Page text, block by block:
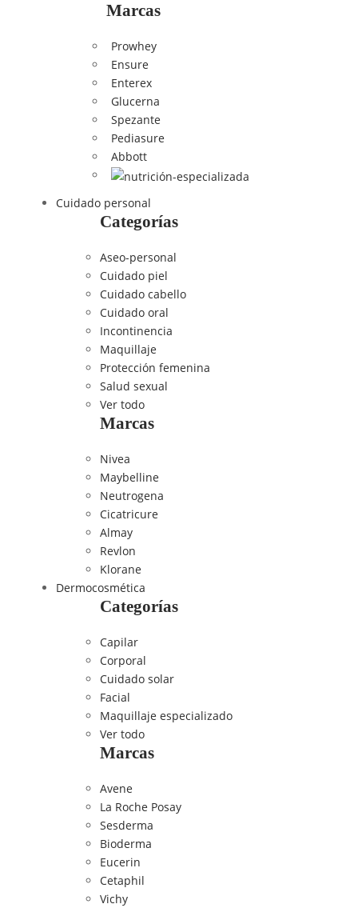
Marcas
Prowhey
Ensure
Enterex
Glucerna
Spezante
Pediasure
Abbott
Cuidado personal
Categorías
Aseo-personal
Cuidado piel
Cuidado cabello
Cuidado oral
Incontinencia
Maquillaje
Protección femenina
Salud sexual
Ver todo
Marcas
Nivea
Maybelline
Neutrogena
Cicatricure
Almay
Revlon
Klorane
Dermocosmética
Categorías
Capilar
Corporal
Cuidado solar
Facial
Maquillaje especializado
Ver todo
Marcas
Avene
La Roche Posay
Sesderma
Bioderma
Eucerin
Cetaphil
Vichy